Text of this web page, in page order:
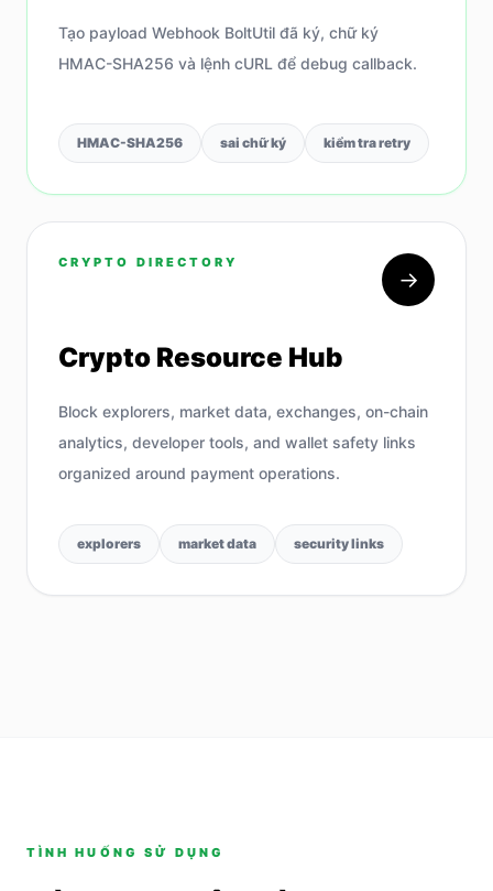
Tạo payload Webhook BoltUtil đã ký, chữ ký
HMAC-SHA256 và lệnh cURL để debug callback.
HMAC-SHA256 sai chữ ký kiểm tra retry
CRYPTO DIRECTORY
→
Crypto Resource Hub
Block explorers, market data, exchanges, on-chain
analytics, developer tools, and wallet safety links
organized around payment operations.
explorers market data security links
TÌNH HUỐNG SỬ DỤNG